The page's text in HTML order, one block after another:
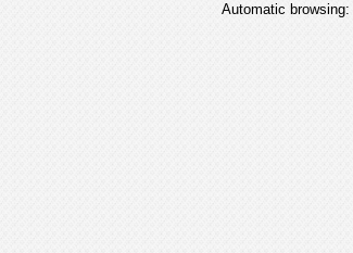
Automatic browsing: